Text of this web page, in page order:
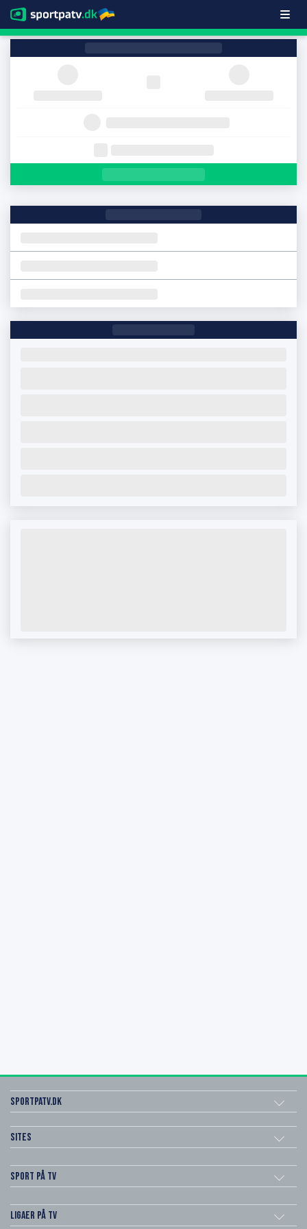
SportPaTV.dk
Sites
Sport på TV
Ligaer på TV